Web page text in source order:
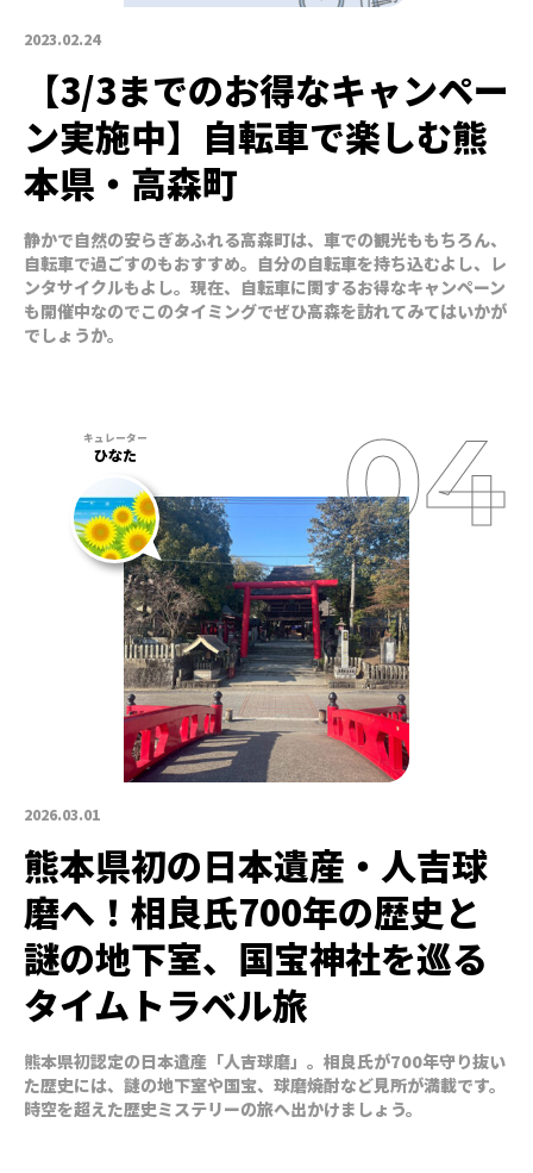
2023.02.24
【3/3までのお得なキャンペー
ン実施中】自転車で楽しむ熊
本県・高森町
静かで自然の安らぎあふれる高森町は、車での観光ももちろん、
自転車で過ごすのもおすすめ。自分の自転車を持ち込むよし、レ
ンタサイクルもよし。現在、自転車に関するお得なキャンペーン
も開催中なのでこのタイミングでぜひ高森を訪れてみてはいかが
でしょうか。
2026.03.01
ひなた
熊本県初の日本遺産・人吉球
磨へ！相良氏700年の歴史と
謎の地下室、国宝神社を巡る
タイムトラベル旅
熊本県初認定の日本遺産「人吉球磨」。相良氏が700年守り抜い
た歴史には、謎の地下室や国宝、球磨焼酎など見所が満載です。
時空を超えた歴史ミステリーの旅へ出かけましょう。